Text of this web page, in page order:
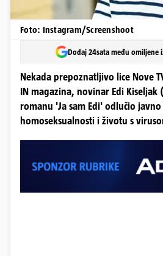
Foto: Instagram/Screenshoot
Dodaj 24sata među omiljene
Nekada prepoznatljivo lice Nove
IN magazina, novinar Edi
romanu 'Ja sam Edi' odlučio
homoseksualnosti i životu s